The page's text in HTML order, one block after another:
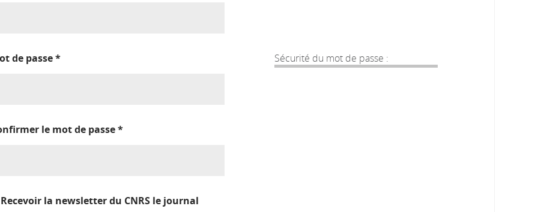
Sécurité du mot de passe :
de passe*
le mot de passe*
Recevoir la newsletter du CNRS le journal